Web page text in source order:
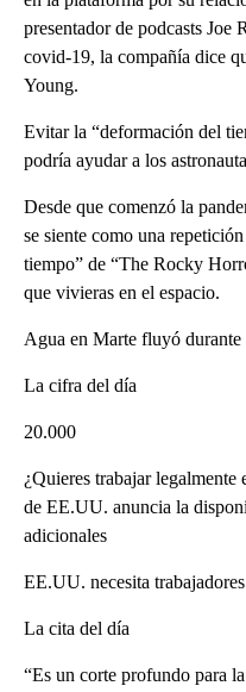
presentador de podcasts Joe
covid-19, la compañía dice
Young.
Evitar la “deformación del
podría ayudar a los
Desde que comenzó la
se siente como una
tiempo” de “The Rocky
que vivieras en el espacio.
Agua en Marte fluyó durante
La cifra del día
20.000
¿Quieres trabajar
de EE.UU. anuncia la
adicionales
EE.UU. necesita
La cita del día
“Es un corte profundo para